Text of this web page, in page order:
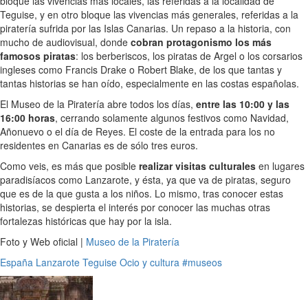
Teguise, y en otro bloque las vivencias más generales, referidas a la
piratería sufrida por las Islas Canarias. Un repaso a la historia, con
mucho de audiovisual, donde cobran protagonismo los más
famosos piratas: los berberiscos, los piratas de Argel o los corsarios
ingleses como Francis Drake o Robert Blake, de los que tantas y
tantas historias se han oído, especialmente en las costas españolas.
El Museo de la Piratería abre todos los días, entre las 10:00 y las
16:00 horas, cerrando solamente algunos festivos como Navidad,
Añonuevo o el día de Reyes. El coste de la entrada para los no
residentes en Canarias es de sólo tres euros.
Como veis, es más que posible realizar visitas culturales en lugares
paradisíacos como Lanzarote, y ésta, ya que va de piratas, seguro
que es de la que gusta a los niños. Lo mismo, tras conocer estas
historias, se despierta el interés por conocer las muchas otras
fortalezas históricas que hay por la isla.
Foto y Web oficial | Museo de la Piratería
España Lanzarote Teguise Ocio y cultura #museos